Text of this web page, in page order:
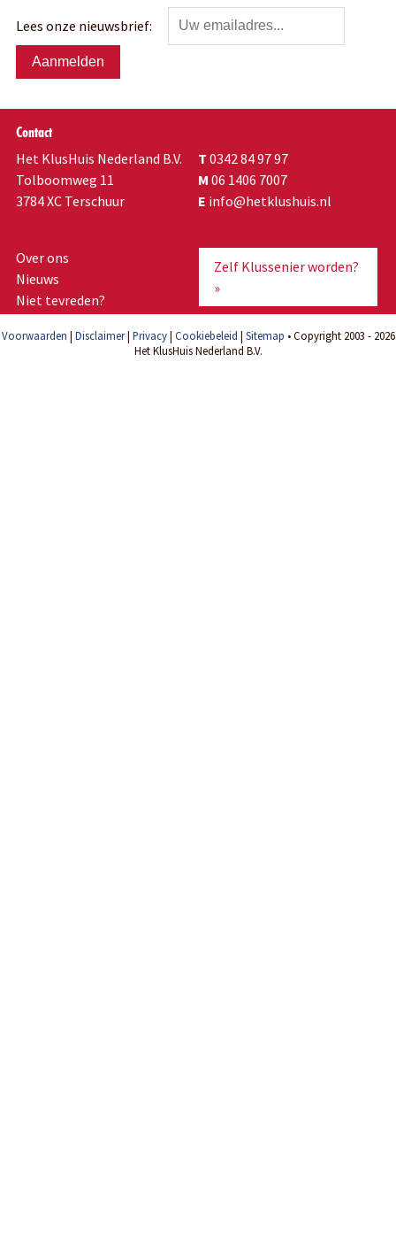
Lees onze nieuwsbrief:
Contact
Het KlusHuis Nederland B.V.
Tolboomweg 11
3784 XC Terschuur
T 0342 84 97 97
M 06 1406 7007
E info@hetklushuis.nl
Over ons
Nieuws
Niet tevreden?
Zelf Klussenier worden?
»
Voorwaarden | Disclaimer| Privacy| Cookiebeleid | Sitemap • Copyright 2003 - 2026
Het KlusHuis Nederland B.V.